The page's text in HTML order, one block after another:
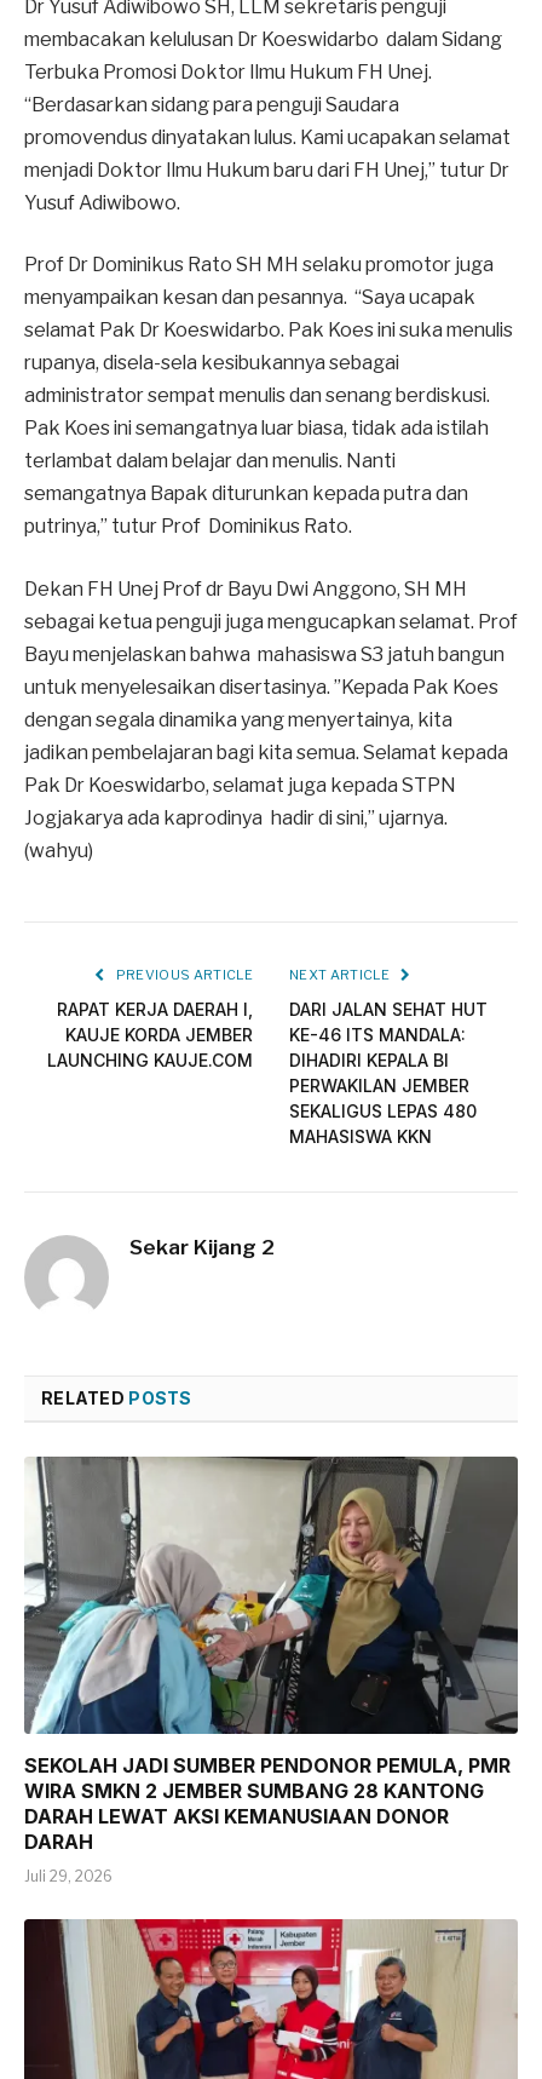
Dr Yusuf Adiwibowo SH, LLM sekretaris penguji
membacakan kelulusan Dr Koeswidarbo dalam Sidang
Terbuka Promosi Doktor Ilmu Hukum FH Unej.
“Berdasarkan sidang para penguji Saudara
promovendus dinyatakan lulus. Kami ucapakan selamat
menjadi Doktor Ilmu Hukum baru dari FH Unej,” tutur Dr
Yusuf Adiwibowo.
Prof Dr Dominikus Rato SH MH selaku promotor juga
menyampaikan kesan dan pesannya. “Saya ucapak
selamat Pak Dr Koeswidarbo. Pak Koes ini suka menulis
rupanya, disela-sela kesibukannya sebagai
administrator sempat menulis dan senang berdiskusi.
Pak Koes ini semangatnya luar biasa, tidak ada istilah
terlambat dalam belajar dan menulis. Nanti
semangatnya Bapak diturunkan kepada putra dan
putrinya,” tutur Prof Dominikus Rato.
Dekan FH Unej Prof dr Bayu Dwi Anggono, SH MH
sebagai ketua penguji juga mengucapkan selamat. Prof
Bayu menjelaskan bahwa mahasiswa S3 jatuh bangun
untuk menyelesaikan disertasinya. ”Kepada Pak Koes
dengan segala dinamika yang menyertainya, kita
jadikan pembelajaran bagi kita semua. Selamat kepada
Pak Dr Koeswidarbo, selamat juga kepada STPN
Jogjakarya ada kaprodinya hadir di sini,” ujarnya.
(wahyu)
PREVIOUS ARTICLE
RAPAT KERJA DAERAH I,
KAUJE KORDA JEMBER
LAUNCHING KAUJE.COM
NEXT ARTICLE
DARI JALAN SEHAT HUT
KE-46 ITS MANDALA:
DIHADIRI KEPALA BI
PERWAKILAN JEMBER
SEKALIGUS LEPAS 480
MAHASISWA KKN
Sekar Kijang 2
RELATED POSTS
SEKOLAH JADI SUMBER PENDONOR PEMULA, PMR
WIRA SMKN 2 JEMBER SUMBANG 28 KANTONG
DARAH LEWAT AKSI KEMANUSIAAN DONOR
DARAH
Juli 29, 2026